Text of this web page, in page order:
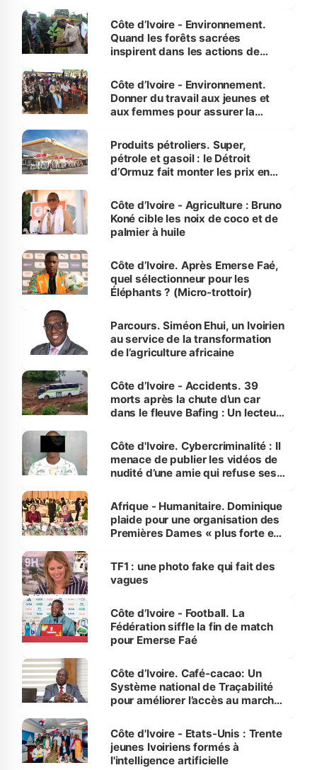
Côte d’Ivoire - Environnement.
Quand les forêts sacrées
inspirent dans les actions de
Côte d’Ivoire - Environnement.
Donner du travail aux jeunes et
aux femmes pour assurer la
menacées
Produits pétroliers. Super,
pétrole et gasoil : le Détroit
d’Ormuz fait monter les prix en
Côte d’Ivoire - Agriculture : Bruno
Koné cible les noix de coco et de
palmier à huile
Côte d’Ivoire. Après Emerse Faé,
quel sélectionneur pour les
Éléphants ? (Micro-trottoir)
Parcours. Siméon Ehui, un Ivoirien
au service de la transformation
de l’agriculture africaine
Côte d’Ivoire - Accidents. 39
morts après la chute d’un car
dans le fleuve Bafing : Un lecteur
des Transports
Côte d'Ivoire. Cybercriminalité : Il
menace de publier les vidéos de
nudité d’une amie qui refuse ses
Afrique - Humanitaire. Dominique
plaide pour une organisation des
Premières Dames « plus forte et
sur la scène internationale »
TF1 : une photo fake qui fait des
vagues
Côte d’Ivoire - Football. La
Fédération siffle la fin de match
pour Emerse Faé
Côte d’Ivoire. Café-cacao: Un
Système national de Traçabilité
pour améliorer l’accès au marché
Côte d'Ivoire - Etats-Unis : Trente
jeunes Ivoiriens formés à
l'intelligence artificielle